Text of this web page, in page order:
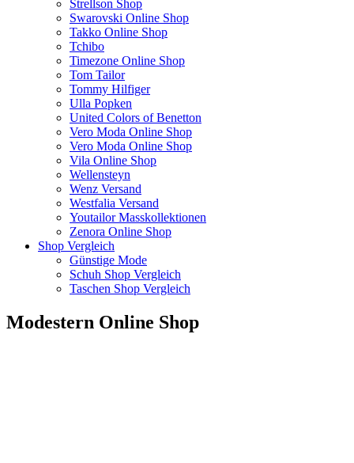
Strellson Shop
Swarovski Online Shop
Takko Online Shop
Tchibo
Timezone Online Shop
Tom Tailor
Tommy Hilfiger
Ulla Popken
United Colors of Benetton
Vero Moda Online Shop
Vero Moda Online Shop
Vila Online Shop
Wellensteyn
Wenz Versand
Westfalia Versand
Youtailor Masskollektionen
Zenora Online Shop
Shop Vergleich
Günstige Mode
Schuh Shop Vergleich
Taschen Shop Vergleich
Modestern Online Shop